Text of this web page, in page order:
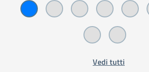
Vedi tutti